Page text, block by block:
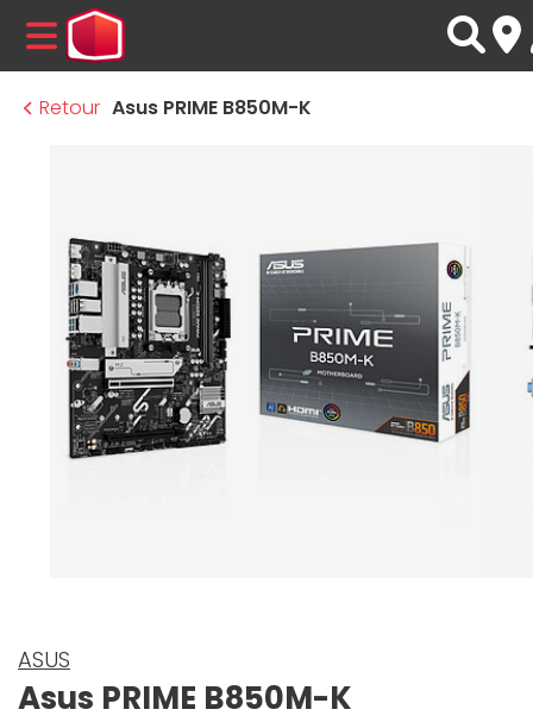
MENU
Retour Asus PRIME B850M-K
ASUS
Asus PRIME B850M-K